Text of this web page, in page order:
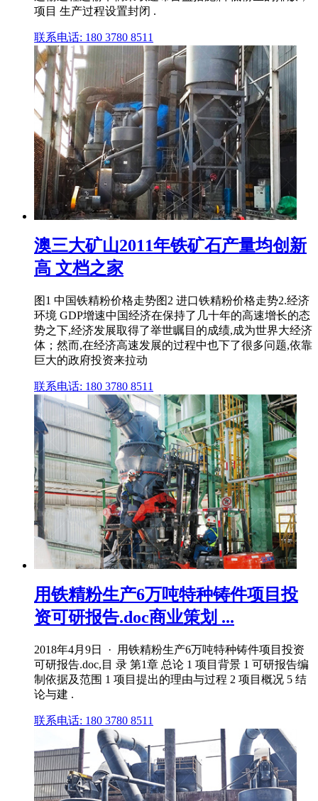
项目 生产过程设置封闭 .
联系电话: 180 3780 8511
澳三大矿山2011年铁矿石产量均创新
高 文档之家
图1 中国铁精粉价格走势图2 进口铁精粉价格走势2.经济
环境 GDP增速中国经济在保持了几十年的高速增长的态
势之下,经济发展取得了举世瞩目的成绩,成为世界大经济
体；然而,在经济高速发展的过程中也下了很多问题,依靠
巨大的政府投资来拉动
联系电话: 180 3780 8511
用铁精粉生产6万吨特种铸件项目投
资可研报告.doc商业策划 ...
2018年4月9日 · 用铁精粉生产6万吨特种铸件项目投资
可研报告.doc,目 录 第1章 总论 1 项目背景 1 可研报告编
制依据及范围 1 项目提出的理由与过程 2 项目概况 5 结
论与建 .
联系电话: 180 3780 8511